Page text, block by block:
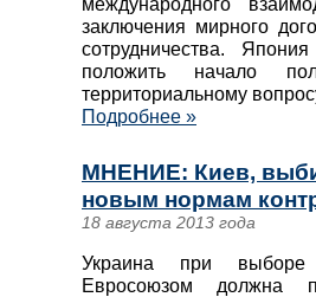
международного
заключения мирного
сотрудничества.
положить начало
территориальному
Подробнее »
МНЕНИЕ: Киев,
новым нормам
18 августа 2013 года
Украина при выборе
Евросоюзом должна